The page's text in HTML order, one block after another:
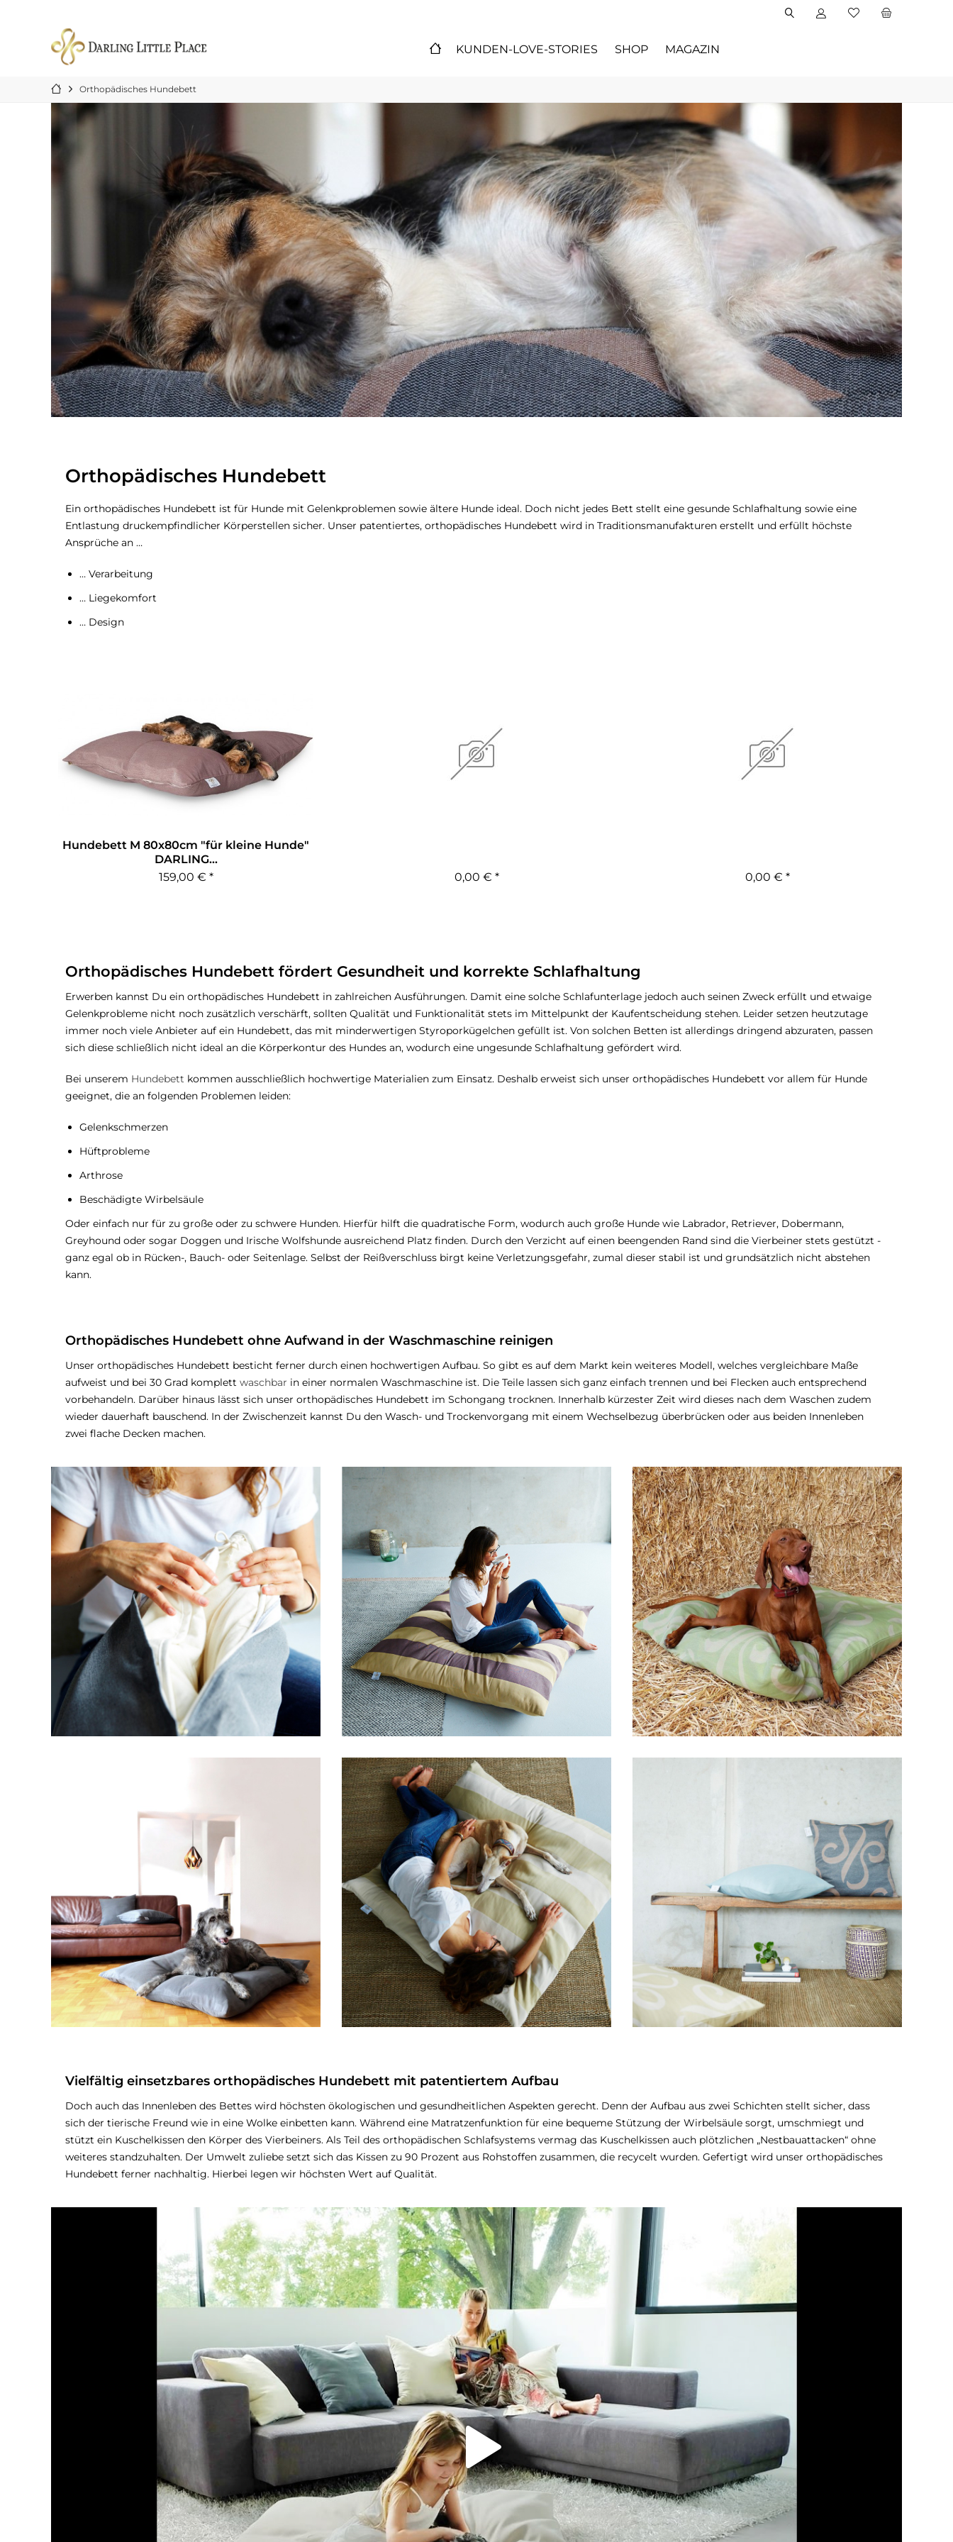
KUNDEN-LOVE-STORIES SHOP MAGAZIN
Orthopädisches Hundebett
Orthopädisches Hundebett
Ein orthopädisches Hundebett ist für Hunde mit Gelenkproblemen sowie ältere Hunde ideal. Doch nicht jedes Bett stellt eine gesunde Schlafhaltung sowie eine
Entlastung druckempfindlicher Körperstellen sicher. Unser patentiertes, orthopädisches Hundebett wird in Traditionsmanufakturen erstellt und erfüllt höchste
Ansprüche an …
… Verarbeitung
… Liegekomfort
… Design
Hundebett M 80x80cm "für kleine Hunde"
DARLING...
159,00 € *
0,00 € * 0,00 € *
Orthopädisches Hundebett fördert Gesundheit und korrekte Schlafhaltung
Erwerben kannst Du ein orthopädisches Hundebett in zahlreichen Ausführungen. Damit eine solche Schlafunterlage jedoch auch seinen Zweck erfüllt und etwaige
Gelenkprobleme nicht noch zusätzlich verschärft, sollten Qualität und Funktionalität stets im Mittelpunkt der Kaufentscheidung stehen. Leider setzen heutzutage
immer noch viele Anbieter auf ein Hundebett, das mit minderwertigen Styroporkügelchen gefüllt ist. Von solchen Betten ist allerdings dringend abzuraten, passen
sich diese schließlich nicht ideal an die Körperkontur des Hundes an, wodurch eine ungesunde Schlafhaltung gefördert wird.
Bei unserem Hundebett kommen ausschließlich hochwertige Materialien zum Einsatz. Deshalb erweist sich unser orthopädisches Hundebett vor allem für Hunde
geeignet, die an folgenden Problemen leiden:
Gelenkschmerzen
Hüftprobleme
Arthrose
Beschädigte Wirbelsäule
Oder einfach nur für zu große oder zu schwere Hunden. Hierfür hilft die quadratische Form, wodurch auch große Hunde wie Labrador, Retriever, Dobermann,
Greyhound oder sogar Doggen und Irische Wolfshunde ausreichend Platz finden. Durch den Verzicht auf einen beengenden Rand sind die Vierbeiner stets gestützt -
ganz egal ob in Rücken-, Bauch- oder Seitenlage. Selbst der Reißverschluss birgt keine Verletzungsgefahr, zumal dieser stabil ist und grundsätzlich nicht abstehen
kann.
Orthopädisches Hundebett ohne Aufwand in der Waschmaschine reinigen
Unser orthopädisches Hundebett besticht ferner durch einen hochwertigen Aufbau. So gibt es auf dem Markt kein weiteres Modell, welches vergleichbare Maße
aufweist und bei 30 Grad komplett waschbar in einer normalen Waschmaschine ist. Die Teile lassen sich ganz einfach trennen und bei Flecken auch entsprechend
vorbehandeln. Darüber hinaus lässt sich unser orthopädisches Hundebett im Schongang trocknen. Innerhalb kürzester Zeit wird dieses nach dem Waschen zudem
wieder dauerhaft bauschend. In der Zwischenzeit kannst Du den Wasch- und Trockenvorgang mit einem Wechselbezug überbrücken oder aus beiden Innenleben
zwei flache Decken machen.
Vielfältig einsetzbares orthopädisches Hundebett mit patentiertem Aufbau
Doch auch das Innenleben des Bettes wird höchsten ökologischen und gesundheitlichen Aspekten gerecht. Denn der Aufbau aus zwei Schichten stellt sicher, dass
sich der tierische Freund wie in eine Wolke einbetten kann. Während eine Matratzenfunktion für eine bequeme Stützung der Wirbelsäule sorgt, umschmiegt und
stützt ein Kuschelkissen den Körper des Vierbeiners. Als Teil des orthopädischen Schlafsystems vermag das Kuschelkissen auch plötzlichen „Nestbauattacken“ ohne
weiteres standzuhalten. Der Umwelt zuliebe setzt sich das Kissen zu 90 Prozent aus Rohstoffen zusammen, die recycelt wurden. Gefertigt wird unser orthopädisches
Hundebett ferner nachhaltig. Hierbei legen wir höchsten Wert auf Qualität.